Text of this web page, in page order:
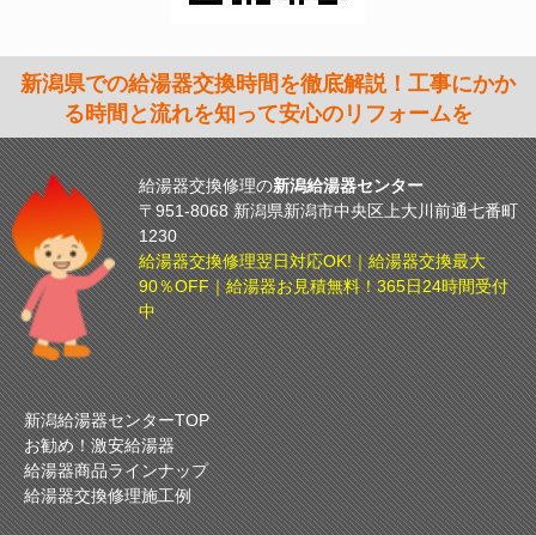
新潟県での給湯器交換時間を徹底解説！工事にかか
る時間と流れを知って安心のリフォームを
給湯器交換修理の新潟給湯器センター
〒951-8068 新潟県新潟市中央区上大川前通七番町
1230
給湯器交換修理翌日対応OK!｜給湯器交換最大
90％OFF｜給湯器お見積無料！365日24時間受付
中
新潟給湯器センターTOP
お勧め！激安給湯器
給湯器商品ラインナップ
給湯器交換修理施工例